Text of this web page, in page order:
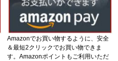
Amazonでお買い物するように、安全
＆最短2クリックでお買い物できま
す。Amazonポイントもご利用いただ